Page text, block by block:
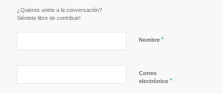
¿Quieres unirte a la conversación?
Siéntete libre de contribuir!
Nombre *
Correo
electrónico *